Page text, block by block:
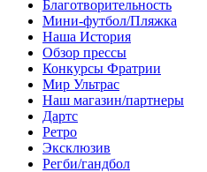
Благотворительность
Мини-футбол/Пляжка
Наша История
Обзор прессы
Конкурсы Фратрии
Мир Ультрас
Наш магазин/партнеры
Дартс
Ретро
Эксклюзив
Регби/гандбол